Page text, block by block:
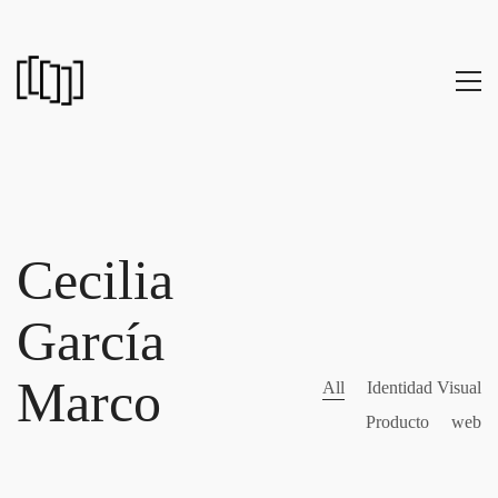
Cecilia
García
Marco
All
Identidad Visual
Producto
web